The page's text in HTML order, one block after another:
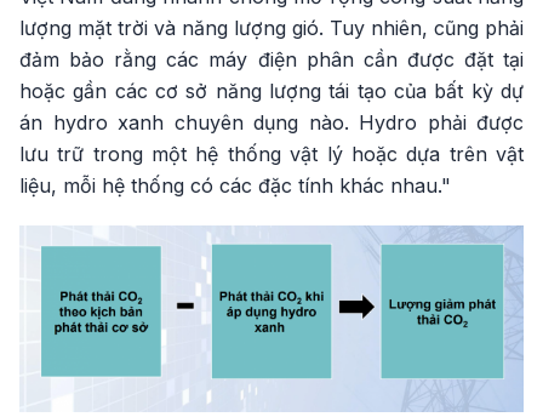
lượng mặt trời và năng lượng gió. Tuy nhiên, cũng phải
đảm bảo rằng các máy điện phân cần được đặt tại
hoặc gần các cơ sở năng lượng tái tạo của bất kỳ dự
án hydro xanh chuyên dụng nào. Hydro phải được
lưu trữ trong một hệ thống vật lý hoặc dựa trên vật
liệu, mỗi hệ thống có các đặc tính khác nhau."